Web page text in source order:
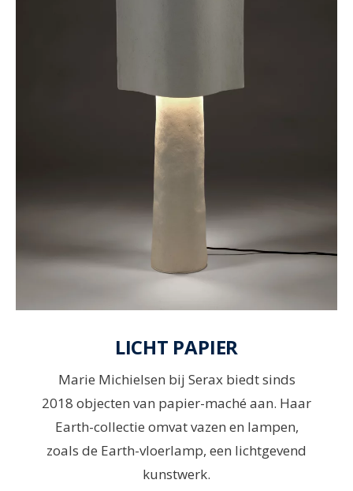
LICHT PAPIER
Marie Michielsen bij Serax biedt sinds
2018 objecten van papier-maché aan. Haar
Earth-collectie omvat vazen en lampen,
zoals de Earth-vloerlamp, een lichtgevend
kunstwerk.